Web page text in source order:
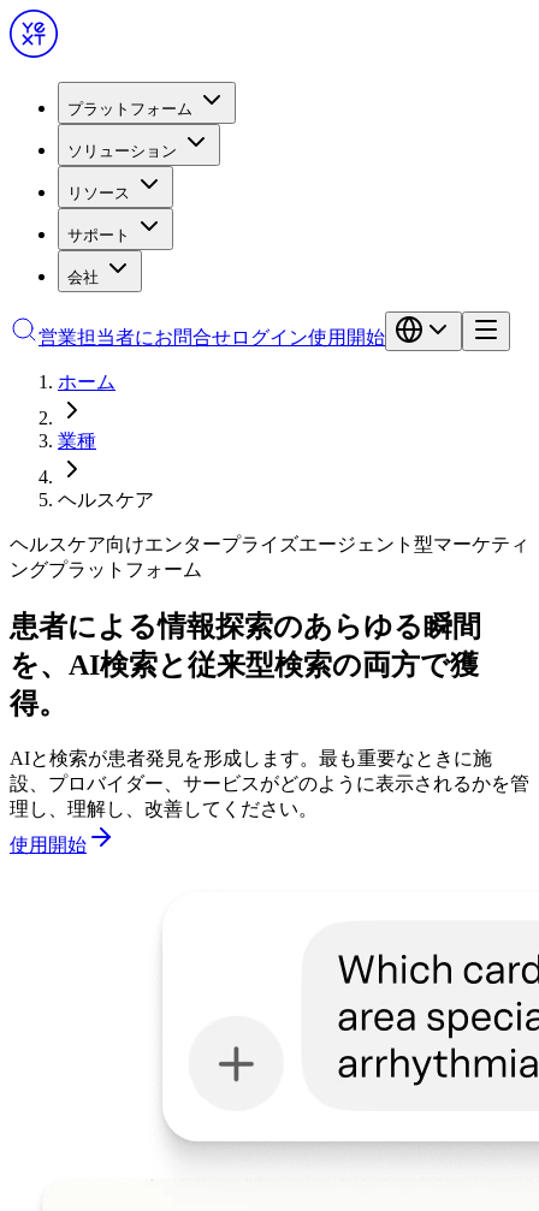
プラットフォーム
ソリューション
リソース
サポート
会社
営業担当者にお問合せログイン使用開始
ホーム
業種
ヘルスケア
ヘルスケア向けエンタープライズエージェント型マーケティ
ングプラットフォーム
患者による情報探索のあらゆる瞬間
を、AI検索と従来型検索の両方で獲
得。
AIと検索が患者発見を形成します。最も重要なときに施
設、プロバイダー、サービスがどのように表示されるかを管
理し、理解し、改善してください。
使用開始